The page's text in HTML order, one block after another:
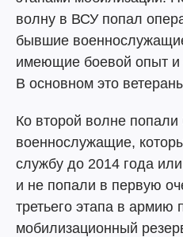
волну в ВСУ попал
бывшие
имеющие боевой опыт
В основном это
Ко второй волне
военнослужащие,
службу до 2014 года
и не попали в первую
третьего этапа в армию
мобилизационный